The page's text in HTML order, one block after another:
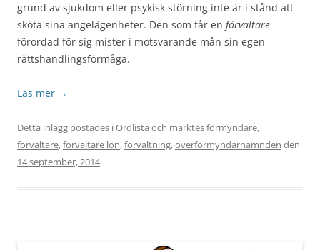
grund av sjukdom eller psykisk störning inte är i stånd att
sköta sina angelägenheter. Den som får en förvaltare
förordad för sig mister i motsvarande mån sin egen
rättshandlingsförmåga.
Läs mer →
Detta inlägg postades iOrdlista och märktesförmyndare,
förvaltare,förvaltare lön,förvaltning,överförmyndarnämnden den
14 september, 2014.